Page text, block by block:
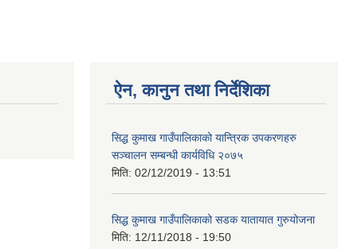
ऐन, कानुन तथा निर्देशिका
सिद्ध कुमाख गाउँपालिकाको यान्त्रिक उपकरणहरु
सञ्चालन सम्बन्धी कार्यविधि २०७५
मिति: 02/12/2019 - 13:51
सिद्ध कुमाख गाउँपालिकाको सडक यातायात गुरुयोजना
मिति: 12/11/2018 - 19:50